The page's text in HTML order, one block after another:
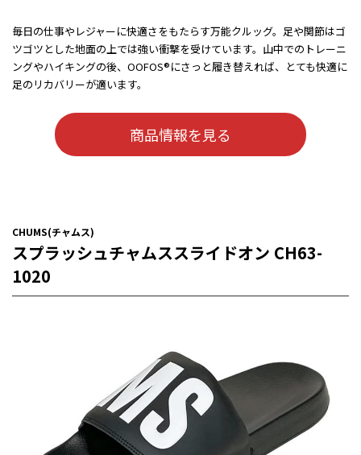
毎日の仕事やレジャーに快適さをもたらす万能クルッグ。足や関節はゴ
ツゴツとした地面の上では強い衝撃を受けています。山中でのトレーニ
ングやハイキングの後、OOFOS®にさっと履き替えれば、とても快適に
足のリカバリーが適います。
商品情報を見る
CHUMS(チャムス)
スプラッシュチャムススライドオン CH63-
1020